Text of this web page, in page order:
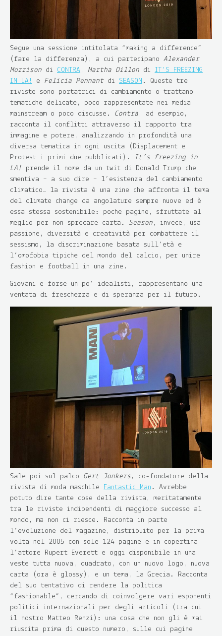
Segue una sessione intitolata “making a difference”
(fare la differenza), a cui partecipano Alexander
Morrison di CONTRA , Martha Dillon di IT’S FREEZING
IN LA!
e Felicia Pennantdi SEASON . Queste tre
riviste sono portatrici di cambiamento o trattano
tematiche delicate, poco rappresentate nei media
mainstream o poco discusse. Contra , ad esempio,
racconta il conflitti attraverso il rapporto tra
immagine e potere, analizzando in profondità una
diversa tematica in ogni uscita (Displacement e
Protest i primi due pubblicati). It’s freezing in
LA! prende il nome da un twit di Donald Trump che
smentiva – a suo dire – l’esistenza del cambiamento
climatico… la rivista è una zine che affronta il tema
del climate change da angolature sempre nuove ed è
essa stessa sostenibile: poche pagine, sfruttate al
meglio per non sprecare carta. Season , invece, usa
passione, diversità e creatività per combattere il
sessismo, la discriminazione basata sull’età e
l’omofobia tipiche del mondo del calcio, per unire
fashion e football in una zine.
Giovani e forse un po’ idealisti, rappresentano una
ventata di freschezza e di speranza per il futuro.
Sale poi sul palco Gert Jonkers , co-fondatore della
rivista di moda maschile Fantastic Man . Avrebbe
potuto dire tante cose della rivista, meritatamente
tra le riviste indipendenti di maggiore successo al
mondo, ma non ci riesce. Racconta in parte
l’evoluzione del magazine, distribuito per la prima
volta nel 2005 con sole 124 pagine e in copertina
l’attore Rupert Everett e oggi disponibile in una
veste tutta nuova, quadrato, con un nuovo logo, nuova
carta (ora è glossy), e un tema, la Grecia. Racconta
del suo tentativo di rendere la politica
“fashionable”, cercando di coinvolgere vari esponenti
politici internazionali per degli articoli (tra cui
il nostro Matteo Renzi): una cosa che non gli è mai
riuscita prima di questo numero, sulle cui pagine